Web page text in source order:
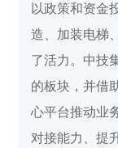
以政策和资金
造、加装电梯
了活力。中技
的板块，并借
心平台推动业
对接能力、提